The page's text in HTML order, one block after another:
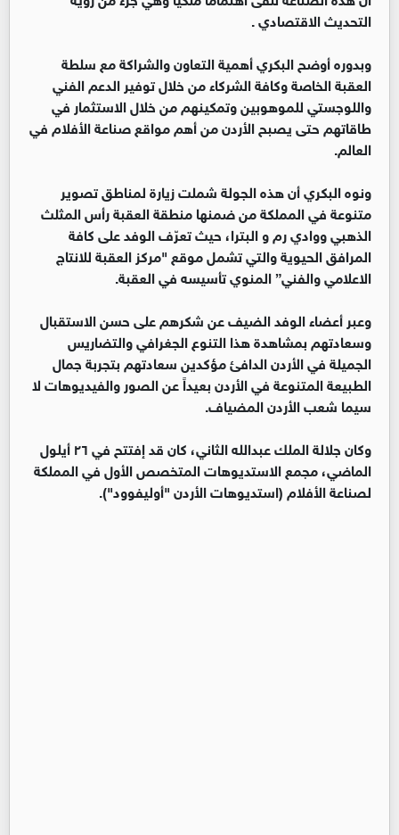
التحديث الاقتصادي .
وبدوره أوضح البكري أهمية التعاون والشراكة مع سلطة
العقبة الخاصة وكافة الشركاء من خلال توفير الدعم الفني
واللوجستي للموهوبين وتمكينهم من خلال الاستثمار في
طاقاتهم حتى يصبح الأردن من أهم مواقع صناعة الأفلام في
العالم.
ونوه البكري أن هذه الجولة شملت زيارة لمناطق تصوير
متنوعة في المملكة من ضمنها منطقة العقبة رأس المثلث
الذهبي ووادي رم و البترا، حيث تعرّف الوفد على كافة
المرافق الحيوية والتي تشمل موقع "مركز العقبة للانتاج
الاعلامي والفني” المنوي تأسيسه في العقبة.
وعبر أعضاء الوفد الضيف عن شكرهم على حسن الاستقبال
وسعادتهم بمشاهدة هذا التنوع الجغرافي والتضاريس
الجميلة في الأردن الدافئ مؤكدين سعادتهم بتجربة جمال
الطبيعة المتنوعة في الأردن بعيداً عن الصور والفيديوهات لا
سيما شعب الأردن المضياف.
وكان جلالة الملك عبدالله الثاني، كان قد إفتتح في ٢٦ أيلول
الماضي، مجمع الاستديوهات المتخصص الأول في المملكة
لصناعة الأفلام (استديوهات الأردن "أوليفوود").